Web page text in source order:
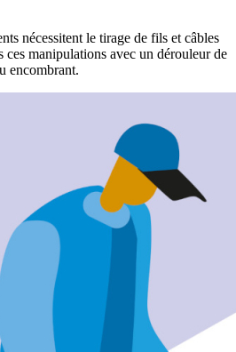
nécessitent le tirage de fils et câbles
ces manipulations avec un dérouleur de
encombrant.